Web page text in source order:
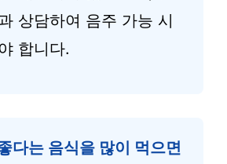
상담하여 음주 가능 시
합니다.
다는 음식을 많이 먹으면